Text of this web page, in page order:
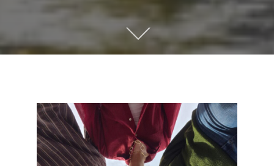
Scroll
omlaag